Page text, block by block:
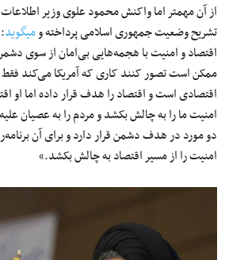
از آن مهمتر اما واکنش محمود علوی وزیر
تشریح وضعیت جمهوری اسلامی پرداخته ومی‎گوید
اقتصاد و امنیت با هجمه‌هایی بی‌امان از سوی
ممکن است تصور کنند کاری که آمریکا می‌کند
اقتصادی است و اقتصاد را هدف قرار داده اما او
امنیت ما را به چالش بکشد و مردم را به عصیان
دو مورد در هدف دشمن قرار دارد و برای آن
امنیت را از مسیر اقتصاد به چالش بکشد.»